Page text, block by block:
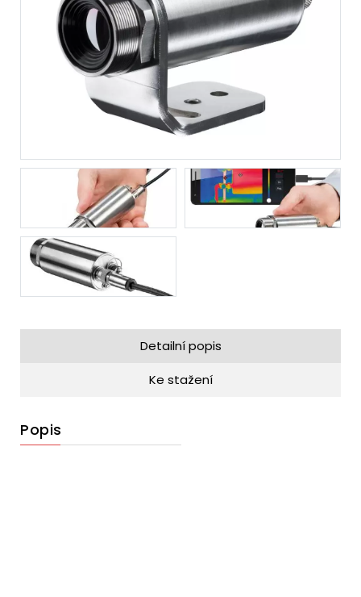
Detailní popis
Ke stažení
Popis